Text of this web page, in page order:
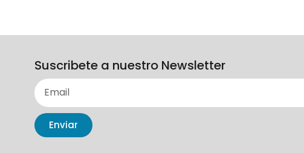
Suscribete a nuestro Newsletter
Enviar